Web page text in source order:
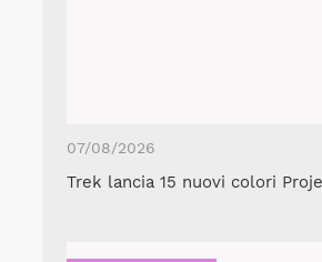
07/08/2026
Trek lancia 15 nuovi colori